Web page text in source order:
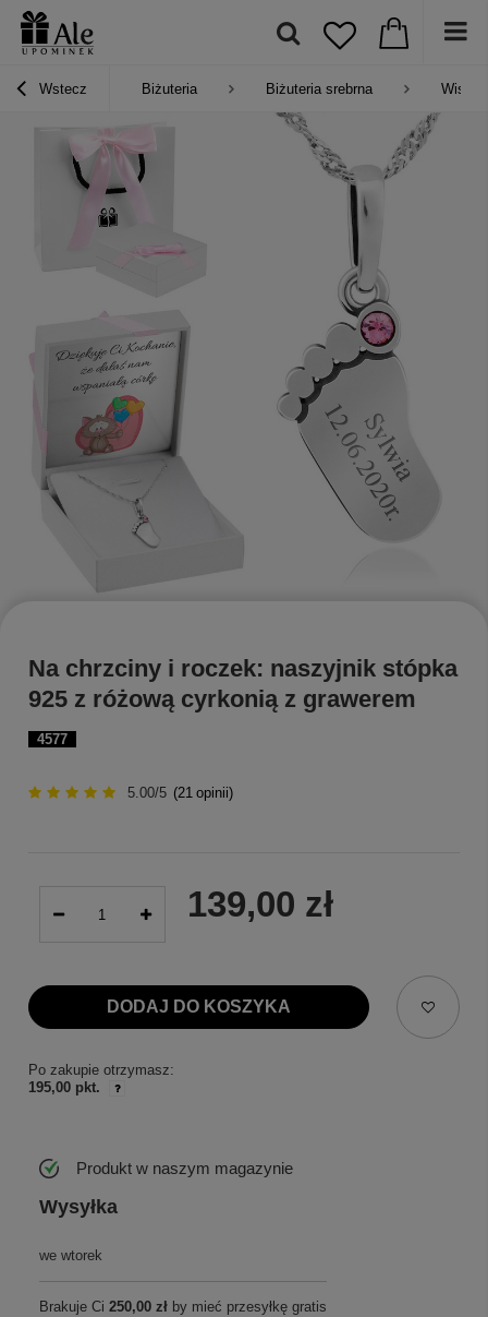
Wstecz Biżuteria Biżuteria srebrna
4577
Na chrzciny i roczek: naszyjnik stópka
925 z różową cyrkonią z grawerem
5.00/5 (21 opinii)
139,00 zł
DODAJ DO KOSZYKA
Po zakupie otrzymasz:
195,00 pkt.
Produkt w naszym magazynie
Wysyłka
we wtorek
Brakuje Ci 250,00 zł by mieć przesyłkę gratis